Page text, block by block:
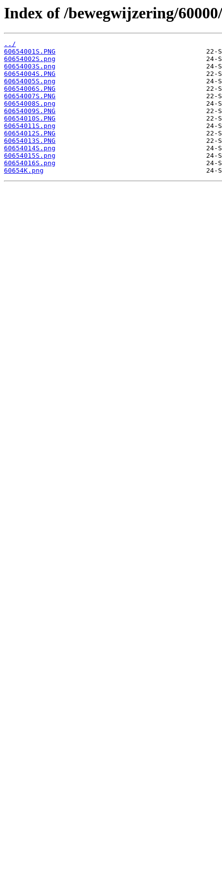
Index of /bewegwijzering/
../
60654001S.PNG
60654002S.png
60654003S.png
60654004S.PNG
60654005S.png
60654006S.PNG
60654007S.PNG
60654008S.png
60654009S.PNG
60654010S.PNG
60654011S.png
60654012S.PNG
60654013S.PNG
60654014S.png
60654015S.png
60654016S.png
60654K.png